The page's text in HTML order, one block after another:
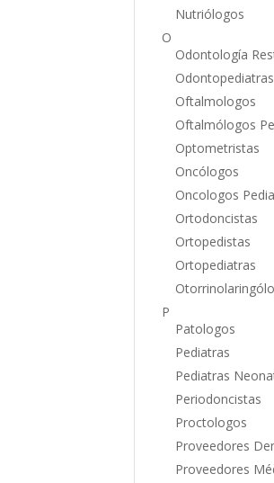
Nutriólogos
O
Odontología
Odontopediatras
Oftalmologos
Oftalmólogos
Optometristas
Oncólogos
Oncologos
Ortodoncistas
Ortopedistas
Ortopediatras
P
Patologos
Pediatras
Pediatras
Periodoncistas
Proctologos
Proveedores
Proveedores